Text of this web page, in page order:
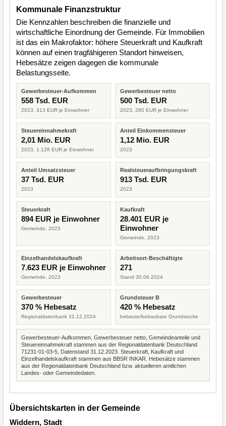
Kommunale Finanzstruktur
Die Kennzahlen beschreiben die finanzielle und
wirtschaftliche Einordnung der Gemeinde. Für Immobilien
ist das ein Makrofaktor: höhere Steuerkraft und Kaufkraft
können auf einen tragfähigeren Standort hinweisen,
Hebesätze zeigen dagegen die kommunale
Belastungsseite.
Gewerbesteuer-Aufkommen
558 Tsd. EUR
2023, 313 EUR je Einwohner
Gewerbesteuer netto
500 Tsd. EUR
2023, 280 EUR je Einwohner
Steuereinnahmekraft
2,01 Mio. EUR
2023, 1.128 EUR je Einwohner
Anteil Einkommensteuer
1,12 Mio. EUR
2023
Anteil Umsatzsteuer
37 Tsd. EUR
2023
Realsteueraufbringungskraft
913 Tsd. EUR
2023
Steuerkraft
894 EUR je Einwohner
Gemeinde, 2023
Kaufkraft
28.401 EUR je
Einwohner
Gemeinde, 2023
Einzelhandelskaufkraft
7.623 EUR je Einwohner
Gemeinde, 2023
Arbeitsort-Beschäftigte
271
Stand 30.06.2024
Gewerbesteuer
370 % Hebesatz
Regionaldatenbank 31.12.2024
Grundsteuer B
420 % Hebesatz
bebaute/bebaubare Grundstücke
Gewerbesteuer-Aufkommen, Gewerbesteuer netto, Gemeindeanteile und
Steuereinnahmekraft stammen aus der Regionaldatenbank Deutschland
71231-01-03-5, Datenstand 31.12.2023. Steuerkraft, Kaufkraft und
Einzelhandelskaufkraft stammen aus BBSR INKAR. Hebesätze stammen
aus der Regionaldatenbank Deutschland bzw. aktuelleren amtlichen
Landes- oder Gemeindedaten.
Übersichtskarten in der Gemeinde
Widdern, Stadt